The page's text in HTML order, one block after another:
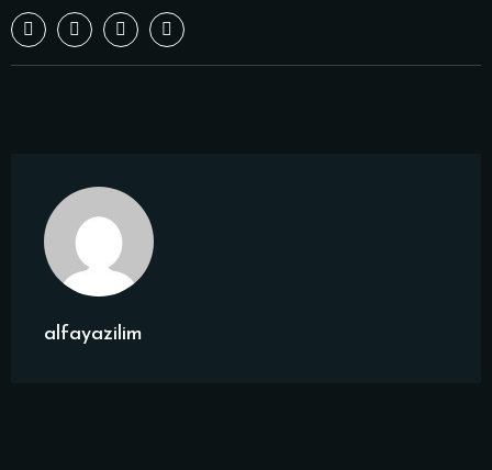
alfayazilim